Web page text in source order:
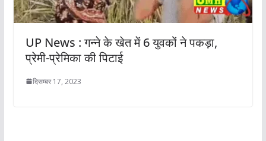
UP News : गन्ने के खेत में 6 युवकों ने पकड़ा,
प्रेमी-प्रेमिका की पिटाई
दिसम्बर 17, 2023